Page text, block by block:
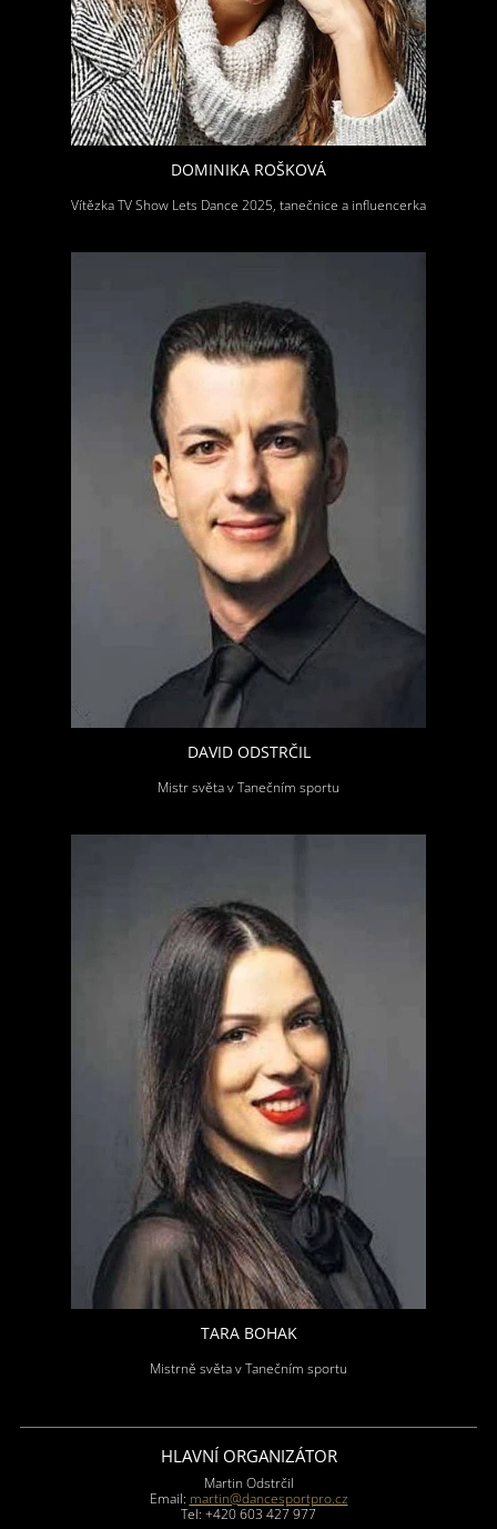
DOMINIKA ROŠKOVÁ
Vítězka TV Show Lets Dance 2025, tanečnice a influencerka
DAVID ODSTRČIL
Mistr světa v Tanečním sportu
TARA BOHAK
Mistrně světa v Tanečním sportu
HLAVNÍ ORGANIZÁTOR
Martin Odstrčil
Email: martin@dancesportpro.cz
Tel: +420 603 427 977